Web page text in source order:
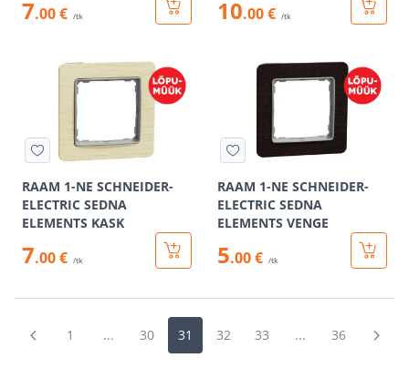
7.00 € /tk 10.00 € /tk
RAAM 1-NE SCHNEIDER-
ELECTRIC SEDNA
ELEMENTS KASK
7.00 € /tk
RAAM 1-NE SCHNEIDER-
ELECTRIC SEDNA
ELEMENTS VENGE
5.00 € /tk
1 ... 30 31 32 33 ... 36